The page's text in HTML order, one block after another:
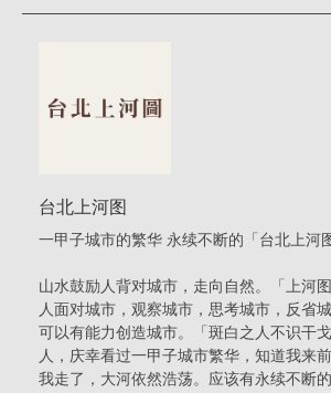
台北上河图
一甲子城市的繁华 永续不断的「台北上河图
山水鼓励人背对城市，走向自然。「上河
人面对城市，观察城市，思考城市，反省
可以有能力创造城市。「斑白之人不识干
人，庆幸看过一甲子城市繁华，知道我来
我走了，大河依然浩荡。应该有永续不断